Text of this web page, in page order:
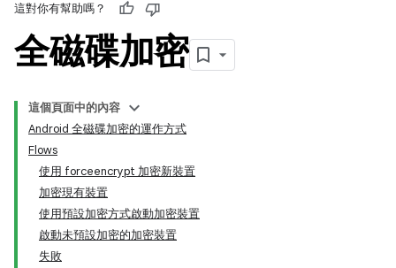
這對你有幫助嗎？
全磁碟加密
這個頁面中的內容
Android 全磁碟加密的運作方式
Flows
使用 forceencrypt 加密新裝置
加密現有裝置
使用預設加密方式啟動加密裝置
啟動未預設加密的加密裝置
失敗